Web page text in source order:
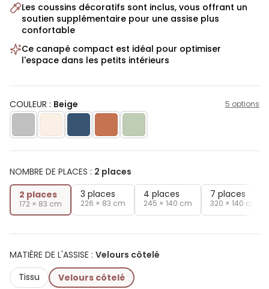
Les coussins décoratifs sont inclus, vous offrant un
soutien supplémentaire pour une assise plus
confortable
Ce canapé compact est idéal pour optimiser
l'espace dans les petits intérieurs
COULEUR : Beige 5 options
NOMBRE DE PLACES : 2 places
2 places
172 × 83 cm
3 places
226 × 83 cm
4 places
245 × 140 cm
7 places
320 × 140 cm
MATIÈRE DE L'ASSISE : Velours côtelé
Tissu
Velours côtelé